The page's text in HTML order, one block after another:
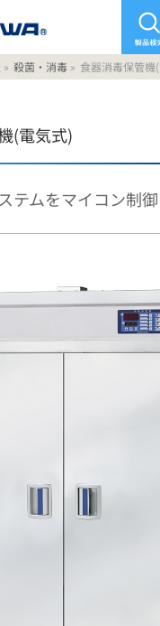
» 殺菌・消毒 » 食器消毒保管機
(電気式)
テムをマイコン制御